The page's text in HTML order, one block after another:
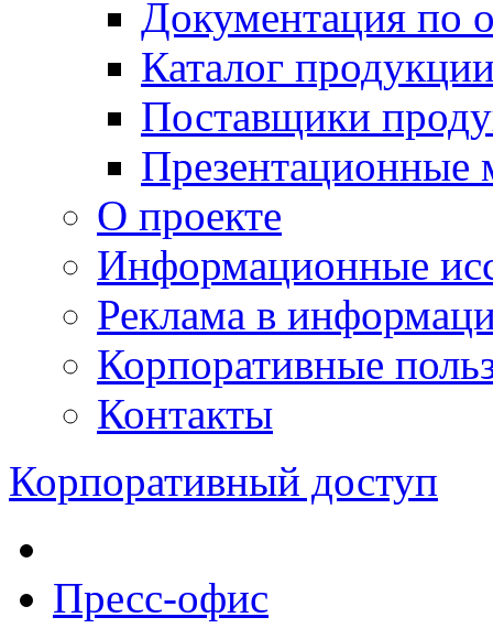
Документация по
Каталог
Поставщики
Презентационные
О проекте
Информационные
Реклама в
Корпоративные
Контакты
Корпоративный доступ
Пресс-офис